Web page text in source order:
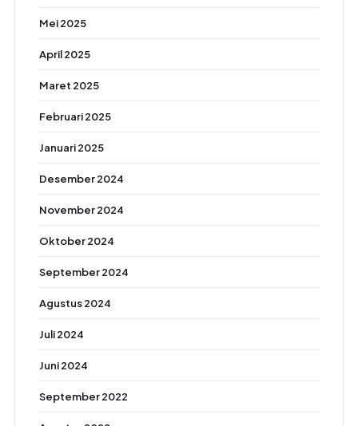
Mei 2025
April 2025
Maret 2025
Februari 2025
Januari 2025
Desember 2024
November 2024
Oktober 2024
September 2024
Agustus 2024
Juli 2024
Juni 2024
September 2022